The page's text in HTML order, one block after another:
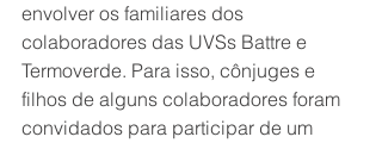
envolver os familiares dos
colaboradores das UVSs Battre e
Termoverde. Para isso, cônjuges e
filhos de alguns colaboradores foram
convidados para participar de um